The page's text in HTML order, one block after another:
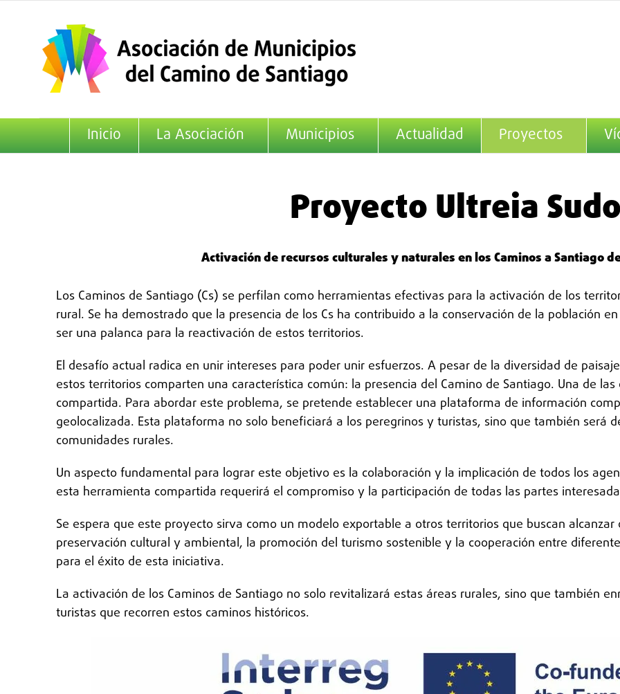
contenido
Inicio La Asociación Municipios Actualidad Proyectos
Proyecto Ultreia
Activación de recursos culturales y naturales en los Caminos a Santiago
Los Caminos de Santiago (Cs) se perfilan como herramientas efectivas para la activación de los
rural. Se ha demostrado que la presencia de los Cs ha contribuido a la conservación de la población
ser una palanca para la reactivación de estos territorios.
El desafío actual radica en unir intereses para poder unir esfuerzos. A pesar de la diversidad de
estos territorios comparten una característica común: la presencia del Camino de Santiago. Una de
compartida. Para abordar este problema, se pretende establecer una plataforma de información
geolocalizada. Esta plataforma no solo beneficiará a los peregrinos y turistas, sino que también será
comunidades rurales.
Un aspecto fundamental para lograr este objetivo es la colaboración y la implicación de todos los
esta herramienta compartida requerirá el compromiso y la participación de todas las partes
Se espera que este proyecto sirva como un modelo exportable a otros territorios que buscan
preservación cultural y ambiental, la promoción del turismo sostenible y la cooperación entre
para el éxito de esta iniciativa.
La activación de los Caminos de Santiago no solo revitalizará estas áreas rurales, sino que también
turistas que recorren estos caminos históricos.